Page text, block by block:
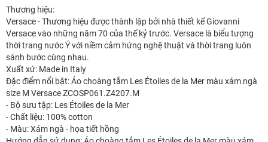
Thương hiệu:
Versace - Thương hiệu được thành lập bởi nhà thiết kế Giovanni
Versace vào những năm 70 của thế kỷ trước. Versace là biểu tượng
thời trang nước Ý với niềm cảm hứng nghệ thuật và thời trang luôn
sánh bước cùng nhau.
Xuất xứ: Made in Italy
Đặc điểm nổi bật: Áo choàng tắm Les Étoiles de la Mer màu xám ngà
size M Versace ZCOSP061.Z4207.M
- Bộ sưu tập: Les Étoiles de la Mer
- Chất liệu: 100% cotton
- Màu: Xám ngà - họa tiết hồng